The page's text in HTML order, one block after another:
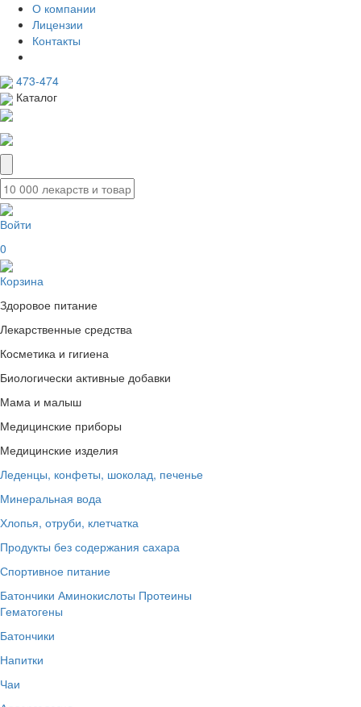
О компании
Лицензии
Контакты
473-474
Каталог
Войти
0
Корзина
Здоровое питание
Лекарственные средства
Косметика и гигиена
Биологически активные добавки
Мама и малыш
Медицинские приборы
Медицинские изделия
Леденцы, конфеты, шоколад, печенье
Минеральная вода
Хлопья, отруби, клетчатка
Продукты без содержания сахара
Спортивное питание
Батончики Аминокислоты Протеины
Гематогены
Батончики
Напитки
Чаи